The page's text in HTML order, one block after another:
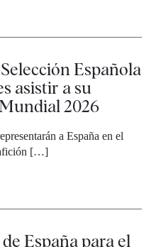
Española
asistir a su
2026
a España en el
[…]
España para el